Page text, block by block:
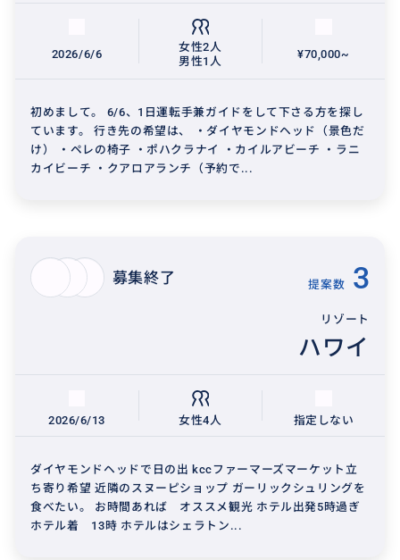
2026/6/6
女性2人
男性1人
¥70,000~
初めまして。 6/6、1日運転手兼ガイドをして下さる方を探し
ています。 行き先の希望は、 ・ダイヤモンドヘッド（景色だ
け） ・ペレの椅子 ・ポハクラナイ ・カイルアビーチ ・ラニ
カイビーチ ・クアロアランチ（予約で...
募集終了 提案数 3
リゾート
ハワイ
2026/6/13 女性4人 指定しない
ダイヤモンドヘッドで日の出 kccファーマーズマーケット立
ち寄り希望 近隣のスヌーピショップ ガーリックシュリングを
食べたい。 お時間あれば オススメ観光 ホテル出発5時過ぎ
ホテル着 13時 ホテルはシェラトン...